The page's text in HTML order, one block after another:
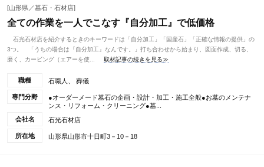
[山形県／墓石・石材店]
全ての作業を一人でこなす『自分加工』で低価格
石光石材店を紹介するときのキーワードは「自分加工」「国産石」「正確な情報の提供」の
3つ。 「うちの場合は『自分加工』なんです。」打ち合わせから始まり、図面作成、切る、
磨く、カービング（エアーを使...
取材記事の続きを見る≫
職種 石職人、 葬儀
専門分野
●オーダーメード墓石の企画・設計・加工・施工全般●お墓のメンテナ
ンス・リフォーム・クリーニング●墓...
会社名
石光石材店
所在地 山形県山形市十日町3－10－18